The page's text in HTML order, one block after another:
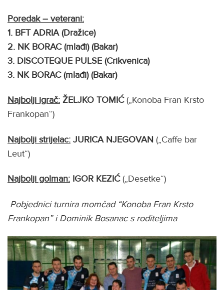
Poredak – veterani:
1. BFT ADRIA (Dražice)
2. NK BORAC (mlađi) (Bakar)
3. DISCOTEQUE PULSE (Crikvenica)
3. NK BORAC (mlađi) (Bakar)
Najbolji igrač: ŽELJKO TOMIĆ(„Konoba Fran Krsto
Frankopan“)
Najbolji strijelac: JURICA NJEGOVAN („Caffe bar
Leut“)
Najbolji golman: IGOR KEZIĆ(„Desetke“)
Pobjednici turnira momčad “Konoba Fran Krsto
Frankopan” i Dominik Bosanac s roditeljima